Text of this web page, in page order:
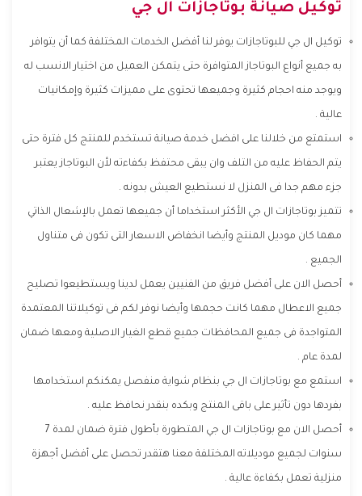
توكيل صيانة بوتاجازات ال جي
توكيل ال جي للبوتاجازات يوفر لنا أفضل الخدمات المختلفة كما أن يتوافر
به جميع أنواع البوتاجاز المتوافرة حتى يتمكن العميل من اختيار الانسب له
ويوجد منه احجام كثيرة وجميعها تحتوى على مميزات كثيرة وإمكانيات
عالية .
استمتع من خلالنا على افضل خدمة صيانة تستخدم للمنتج كل فترة حتى
يتم الحفاظ عليه من التلف وان يبقى محتفظ بكفاءته لأن البوتاجاز يعتبر
جزء مهم جدا فى المنزل لا نستطيع العيش بدونه .
تتميز بوتاجازات ال جي الأكثر استخداما أن جميعها تعمل بالإشعال الذاتي
مهما كان موديل المنتج وأيضا انخفاض الاسعار التى تكون فى متناول
الجميع .
أحصل الان على أفضل فريق من الفنيين يعمل لدينا ويستطيعوا تصليح
جميع الاعطال مهما كانت حجمها وأيضا نوفر لكم فى توكيلاتنا المعتمدة
المتواجدة فى جميع المحافظات جميع قطع الغيار الاصلية ومعها ضمان
لمدة عام .
استمع مع بوتاجازات ال جي بنظام شواية منفصل يمكنكم استخدامها
بفردها دون تأثير على باقى المنتج وبكده بنقدر نحافظ عليه .
أحصل الان مع بوتاجازات ال جي المتطورة بأطول فترة ضمان لمدة 7
سنوات لجميع موديلاته المختلفة معنا هتقدر تحصل على أفضل أجهزة
منزلية تعمل بكفاءة عالية .